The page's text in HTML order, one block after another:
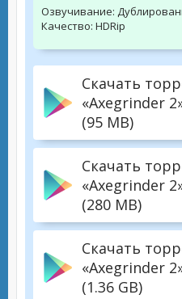
Озвучивание:
Качество: HDRip
Скачать
«Axegrinder
(95 MB)
Скачать
«Axegrinder
(280 MB)
Скачать
«Axegrinder
(1.36 GB)